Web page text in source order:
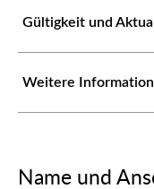
Gültigkeit und
Weitere
Name und